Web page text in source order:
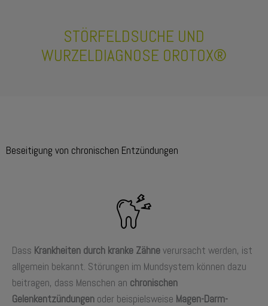
STÖRFELDSUCHE UND
WURZELDIAGNOSE OROTOX®
Beseitigung von chronischen Entzündungen
Dass Krankheiten durch kranke Zähneverursacht werden, ist
allgemein bekannt. Störungen im Mundsystem können dazu
beitragen, dass Menschen an chronischen
Gelenkentzündungen oder beispielsweise Magen-Darm-